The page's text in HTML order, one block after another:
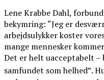
Lene Krabbe Dahl,
bekymring: “Jeg er
arbejdsulykker koster
mange mennesker
Det er helt uacceptabelt
samfundet som helhed”.